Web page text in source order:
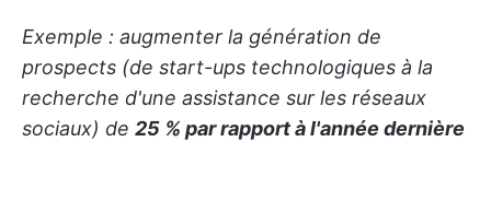
Exemple : augmenter la génération de
prospects (de start-ups technologiques à la
recherche d'une assistance sur les réseaux
sociaux) de 25 % par rapport à l'année dernière